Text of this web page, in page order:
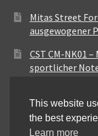
Mitas Street
ausgewogener
CST CM-NK01
sportlicher
Maxxis MA-
für vielseitige
Pirelli City
This website
the best
Learn more